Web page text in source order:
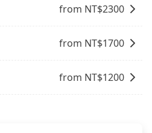
會不符。在路上被警察盤查
省小錢而把朋友親人的安全
10位，建議預約一台九人座
人數超過12位就一定是叫一
外，比方說有些山區或路段
from NT$2300
from NT$1700
from NT$1200